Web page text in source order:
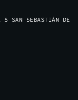
5 SAN SEBASTIÁN DE